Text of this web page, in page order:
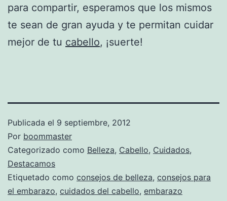
para compartir, esperamos que los mismos
te sean de gran ayuda y te permitan cuidar
mejor de tu cabello, ¡suerte!
Publicada el 9 septiembre, 2012
Por boommaster
Categorizado como Belleza, Cabello, Cuidados,
Destacamos
Etiquetado como consejos de belleza, consejos para
el embarazo, cuidados del cabello, embarazo